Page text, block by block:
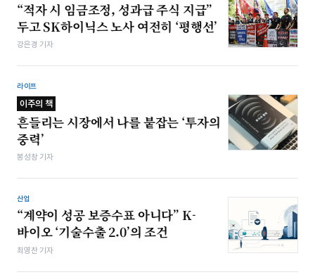
“적자 시 임금조정, 성과급 주식 지급”
두고 SK하이닉스 노사 여전히 ‘평행선’
강은경 기자
라이프
이주의 책
흔들리는 시장에서 나를 붙잡는 ‘투자의
중력’
봉성창 기자
산업
“계약이 성공 보증수표 아니다” K-
바이오 ‘기술수출 2.0’의 조건
최영찬 기자